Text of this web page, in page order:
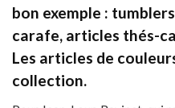
bon exemple :
carafe, articles thés-
Les articles de
collection.